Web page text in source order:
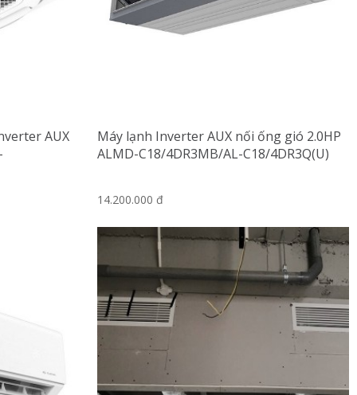
AUX
Máy lạnh Inverter AUX nối ống gió 2.0HP
ALMD-C18/4DR3MB/AL-C18/4DR3Q(U)
14.200.000 đ